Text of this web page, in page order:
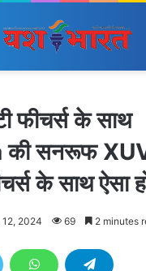
फीचर्स के साथ
की सनरूफ
के साथ ऐसा
2024 69 2 minutes